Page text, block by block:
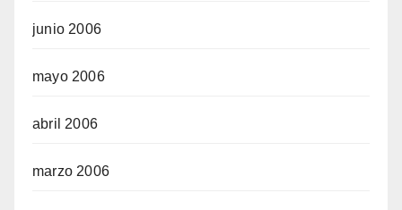
junio 2006
mayo 2006
abril 2006
marzo 2006